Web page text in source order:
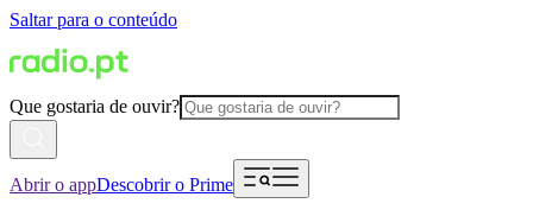
Saltar para o conteúdo
Que gostaria de ouvir?
Abrir o appDescobrir o Prime